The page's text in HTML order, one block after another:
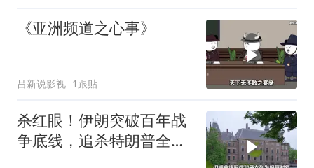
《亚洲频道之心事》
吕新说影视 1跟贴
杀红眼！伊朗突破百年战
争底线，追杀特朗普全